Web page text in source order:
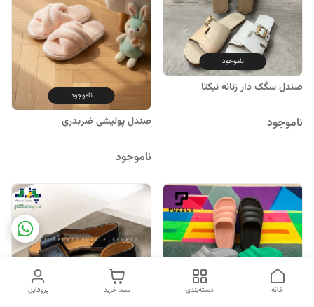
ناموجود
صندل سگک دار زنانه نیکتا
ناموجود
ناموجود
صندل پولیشی ضربدری
ناموجود
پروفایل سبد خرید دسته‌بندی خانه